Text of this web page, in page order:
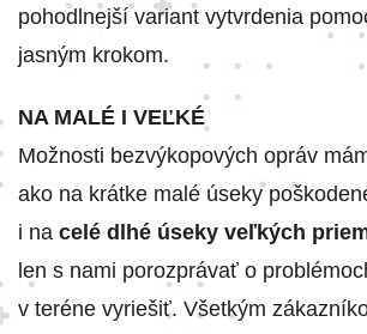
pohodlnejší variant vytvrdenia
jasným krokom.
NA MALÉ I VEĽKÉ
Možnosti bezvýkopových opráv
ako na krátke malé úseky
i na celé dlhé úseky veľkých
len s nami porozprávať o
v teréne vyriešiť. Všetkým